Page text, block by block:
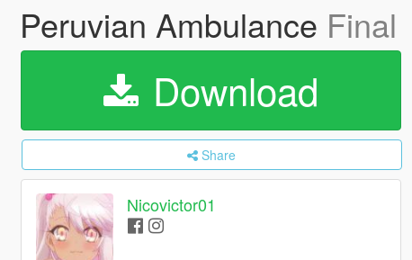
Peruvian Ambulance Final
Download
Share
Nicovictor01